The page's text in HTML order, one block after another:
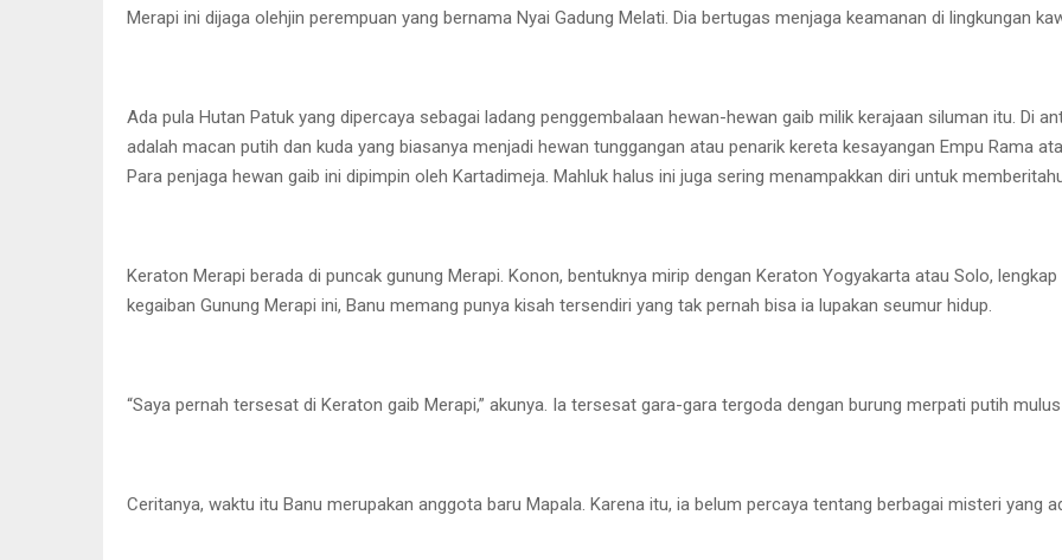
Merapi ini dijaga olehjin perempuan yang bernama Nyai Gadung Melati. Dia bertugas menjaga keamanan di lingkungan
Ada pula Hutan Patuk yang dipercaya sebagai ladang penggembalaan hewan-hewan gaib milik kerajaan siluman itu. Di
adalah macan putih dan kuda yang biasanya menjadi hewan tunggangan atau penarik kereta kesayangan Empu Rama
Para penjaga hewan gaib ini dipimpin oleh Kartadimeja. Mahluk halus ini juga sering menampakkan diri untuk
Keraton Merapi berada di puncak gunung Merapi. Konon, bentuknya mirip dengan Keraton Yogyakarta atau Solo,
kegaiban Gunung Merapi ini, Banu memang punya kisah tersendiri yang tak pernah bisa ia lupakan seumur hidup.
“Saya pernah tersesat di Keraton gaib Merapi,” akunya. Ia tersesat gara-gara tergoda dengan burung merpati putih
Ceritanya, waktu itu Banu merupakan anggota baru Mapala. Karena itu, ia belum percaya tentang berbagai misteri yang